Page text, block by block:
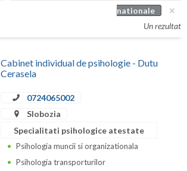
nationale
Un rezultat
Cabinet individual de psihologie - Dutu
Cerasela
0724065002
Slobozia
Specialitati psihologice atestate
Psihologia muncii si organizationala
Psihologia transporturilor